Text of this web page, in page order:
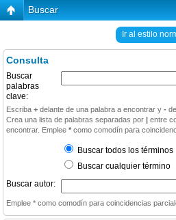
Buscar
Ir al estilo
Consulta
Buscar
palabras
clave:
Escriba + delante de una palabra a encontrar y -
Crea una lista de palabras separadas por | entre
encontrar. Emplee * como comodín para
Buscar todos los términos
Buscar cualquier término
Buscar autor:
Emplee * como comodín para coincidencias